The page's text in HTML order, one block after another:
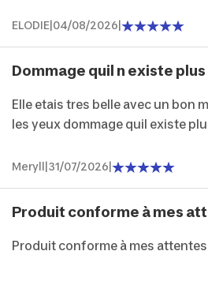
ELODIE 04/08/2026
Dommage quil n existe plus
Elle etais tres belle avec un bon
les yeux dommage quil existe
Meryll 31/07/2026
Produit conforme à mes
Produit conforme à mes attentes